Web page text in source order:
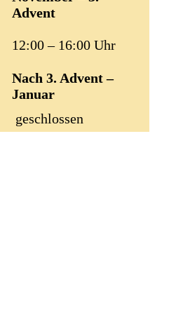
Advent
12:00 – 16:00 Uhr
Nach 3. Advent –
Januar
geschlossen